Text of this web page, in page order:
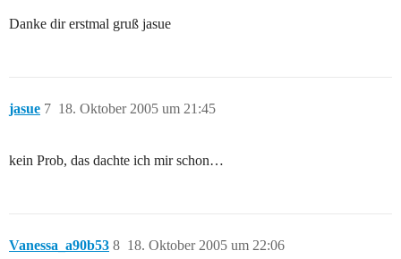
Danke dir erstmal gruß jasue
jasue 18. Oktober 2005 um 21:45
7
kein Prob, das dachte ich mir schon…
Vanessa_a90b53 18. Oktober 2005 um 22:06
8